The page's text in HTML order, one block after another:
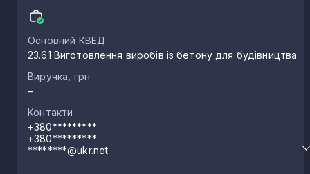
Основний КВЕД
23.61 Виготовлення виробів із бетону для будівництва
Виручка, грн
–
Контакти
+380*********
+380*********
********@ukr.net